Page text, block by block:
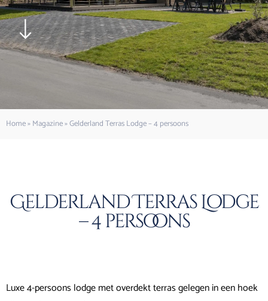
Home»Magazine»Gelderland Terras Lodge – 4 persoons
Gelderland Terras Lodge
– 4 persoons
Luxe 4-persoons lodge met overdekt terras gelegen in een hoek